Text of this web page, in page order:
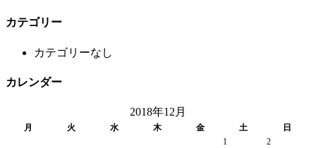
カテゴリー
カテゴリーなし
カレンダー
2018年12月
月 火 水 木 金 土
日
1
2